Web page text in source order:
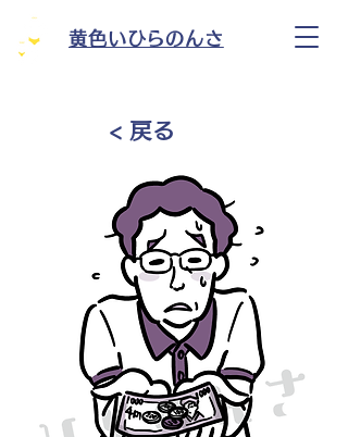
黄色いひらのんさ
< 戻る